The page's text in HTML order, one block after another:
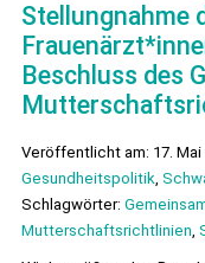
Stellungnahme
Beschluss des
Veröffentlicht am: 17. Mai
Gesundheitspolitik,
Schlagwörter:
Mutterschaftsrichtlinien,